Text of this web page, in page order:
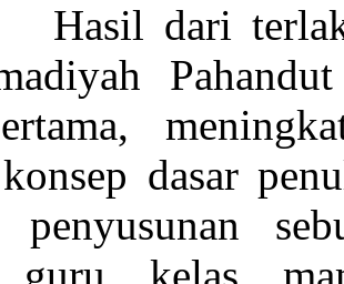
dasar
penyusunan